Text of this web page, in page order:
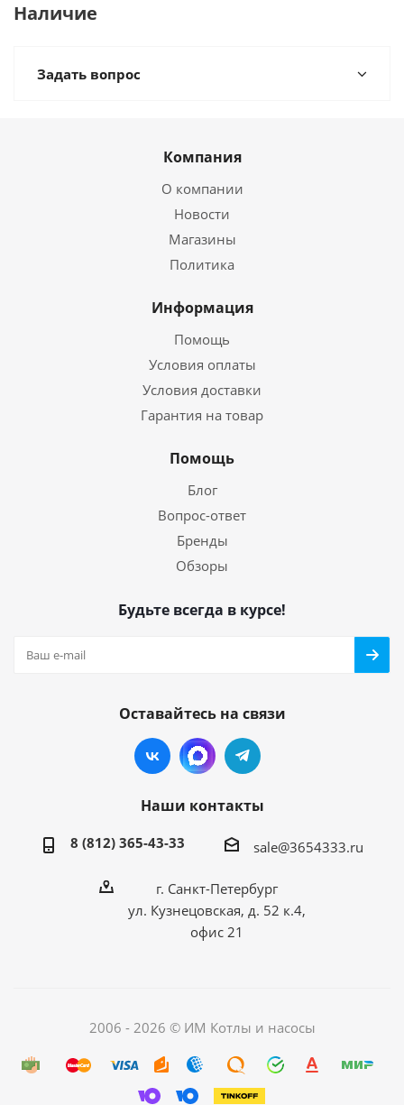
Наличие
Задать вопрос
Компания
О компании
Новости
Магазины
Политика
Информация
Помощь
Условия оплаты
Условия доставки
Гарантия на товар
Помощь
Блог
Вопрос-ответ
Бренды
Обзоры
Будьте всегда в курсе!
Оставайтесь на связи
Наши контакты
8 (812) 365-43-33 sale@3654333.ru
г. Санкт-Петербург
ул. Кузнецовская, д. 52 к.4,
офис 21
2006 - 2026 © ИМ Котлы и насосы